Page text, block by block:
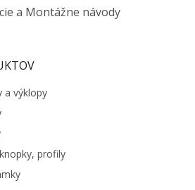
a Montážne návody
a výklopy
profily